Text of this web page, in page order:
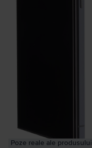
Poze reale ale produsului